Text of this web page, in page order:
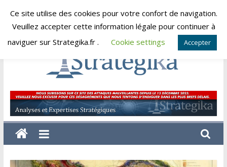
Skip
vendredi, août 7, 2026
Strategika
Expertise
et
Analyses
Ce site utilise des cookies pour votre confort de navigation.
Veuillez accepter cette information légale pour continuer à
naviguer sur Strategika.fr .
Cookie settings Accepter